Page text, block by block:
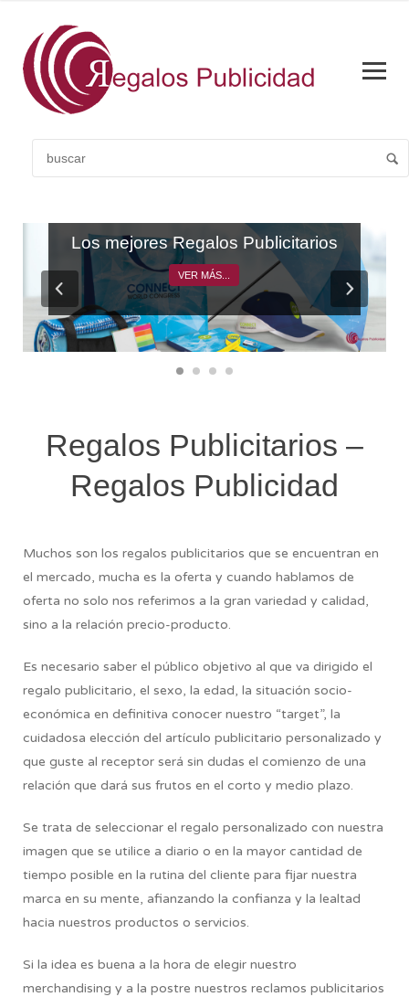
Los mejores Regalos Publicitarios
VER MÁS...
Regalos Publicitarios –
Regalos Publicidad
Muchos son los regalos publicitarios que se encuentran en
el mercado, mucha es la oferta y cuando hablamos de
oferta no solo nos referimos a la gran variedad y calidad,
sino a la relación precio-producto.
Es necesario saber el público objetivo al que va dirigido el
regalo publicitario, el sexo, la edad, la situación socio-
económica en definitiva conocer nuestro “target”, la
cuidadosa elección del artículo publicitario personalizado y
que guste al receptor será sin dudas el comienzo de una
relación que dará sus frutos en el corto y medio plazo.
Se trata de seleccionar el regalo personalizado con nuestra
imagen que se utilice a diario o en la mayor cantidad de
tiempo posible en la rutina del cliente para fijar nuestra
marca en su mente, afianzando la confianza y la lealtad
hacia nuestros productos o servicios.
Si la idea es buena a la hora de elegir nuestro
merchandising y a la postre nuestros reclamos publicitarios